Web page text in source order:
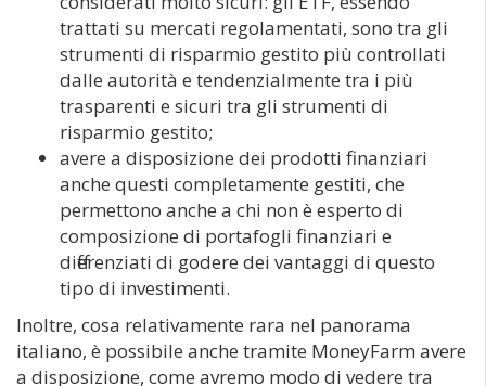
trattati su mercati regolamentati, sono tra gli
strumenti di risparmio gestito più controllati
dalle autorità e tendenzialmente tra i più
trasparenti e sicuri tra gli strumenti di
risparmio gestito;
avere a disposizione dei prodotti finanziari
anche questi completamente gestiti, che
permettono anche a chi non è esperto di
composizione di portafogli finanziari e
differenziati di godere dei vantaggi di questo
tipo di investimenti.
Inoltre, cosa relativamente rara nel panorama
italiano, è possibile anche tramite MoneyFarm avere
a disposizione, come avremo modo di vedere tra